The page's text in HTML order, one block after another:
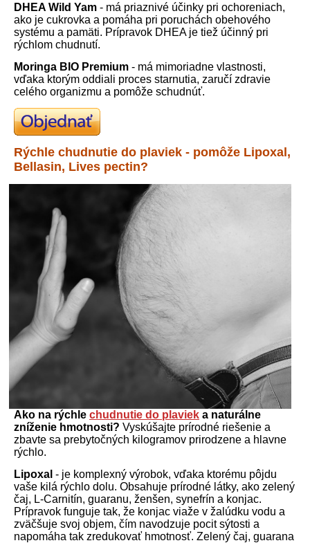
DHEA Wild Yam - má priaznivé účinky pri ochoreniach,
ako je cukrovka a pomáha pri poruchách obehového
systému a pamäti. Prípravok DHEA je tiež účinný pri
rýchlom chudnutí.
Moringa BIO Premium - má mimoriadne vlastnosti,
vďaka ktorým oddiali proces starnutia, zaručí zdravie
celého organizmu a pomôže schudnúť.
Rýchle chudnutie do plaviek - pomôže Lipoxal,
Bellasin, Lives pectin?
Ako na rýchle chudnutie do plaviek a naturálne
zníženie hmotnosti? Vyskúšajte prírodné riešenie a
zbavte sa prebytočných kilogramov prirodzene a hlavne
rýchlo.
Lipoxal - je komplexný výrobok, vďaka ktorému pôjdu
vaše kilá rýchlo dolu. Obsahuje prírodné látky, ako zelený
čaj, L-Carnitín, guaranu, ženšen, synefrín a konjac.
Prípravok funguje tak, že konjac viaže v žalúdku vodu a
zväčšuje svoj objem, čím navodzuje pocit sýtosti a
napomáha tak zredukovať hmotnosť. Zelený čaj, guarana